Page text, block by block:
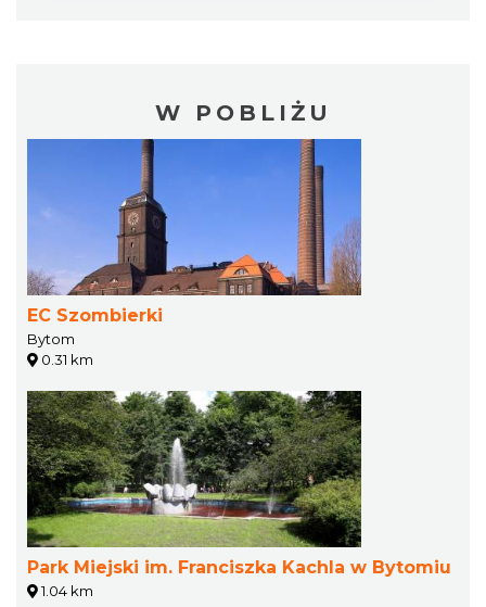
W POBLIŻU
EC Szombierki
Bytom
0.31 km
Park Miejski im. Franciszka Kachla w Bytomiu
1.04 km